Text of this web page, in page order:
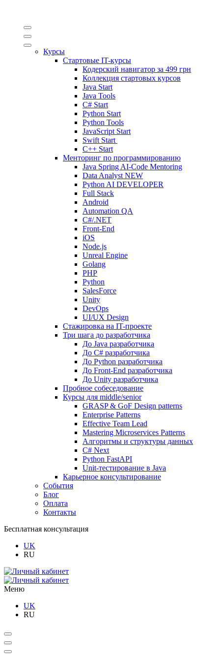
Курсы
Стартовые IT-курсы
Кодерский навигатор за 499 грн
Коллекция стартовых курсов
Java Start
Java Tools
C# Start
Python Start
Python Tools
JavaScript Start
Swift Start
C++ Start
Менторинг по программированию
Java Spring AI-Code Mentoring
Data Analyst NEW
Python AI DEVELOPER
Full Stack
Android
Automation QA
C#/.NET
Front-End
iOS
Node.js
Unreal Engine
Golang
PHP
Python
SalesForce
Unity
DevOps
UI/UX Design
Стажировка на IT-проекте
Три шага до разработчика
До Java разработчика
До C# разработчика
До Python разработчика
До Front-End разработчика
До Unity разработчика
Пробное собеседование
Курсы для middle/senior
GRASP & GoF Design patterns
Enterprise Patterns
Effective Team Lead
Mastering Microservices Patterns
Алгоритмы и структуры данных
C# Next
Python FastAPI
Unit-тестирование в Java
Карьерное консультирование
События
Блог
Оплата
Контакты
Бесплатная консультация
UK
RU
Меню
UK
RU